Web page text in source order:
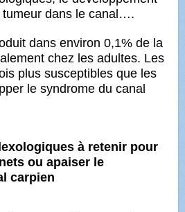
tumeur dans le canal….
dans environ 0,1% de la
chez les adultes. Les
plus susceptibles que les
le syndrome du canal
à retenir pour
ou apaiser le
carpien